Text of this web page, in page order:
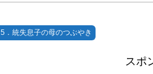
5．統失息子の母のつぶやき
スポ